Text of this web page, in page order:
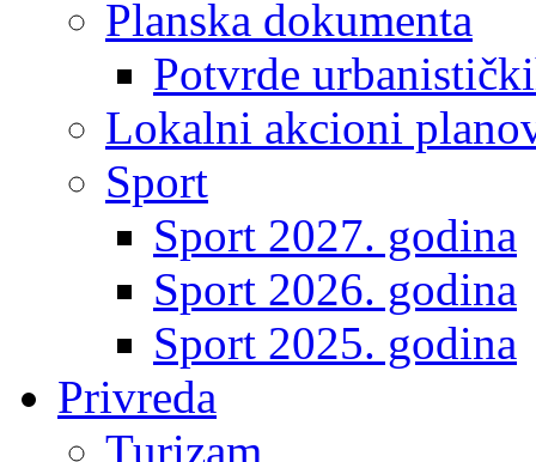
Planska dokumenta
Potvrde
Lokalni akcioni
Sport
Sport 2027. godina
Sport 2026. godina
Sport 2025. godina
Privreda
Turizam